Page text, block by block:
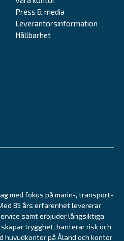
Press & media
Leverantörsinformation
Hållbarhet
med fokus på marin-, transport-
85 års erfarenhet levererar
samt erbjuder långsiktiga
trygghet, hanterar risk och
huvudkontor på Åland och kontor